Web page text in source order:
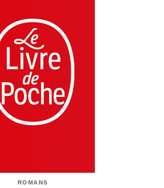
ROMANS